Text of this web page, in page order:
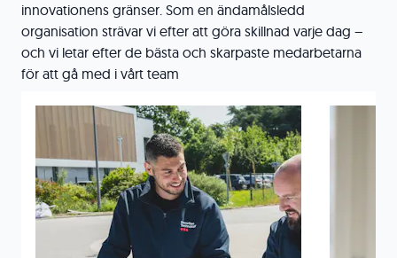
innovationens gränser. Som en ändamålsledd
organisation strävar vi efter att göra skillnad varje dag –
och vi letar efter de bästa och skarpaste medarbetarna
för att gå med i vårt team